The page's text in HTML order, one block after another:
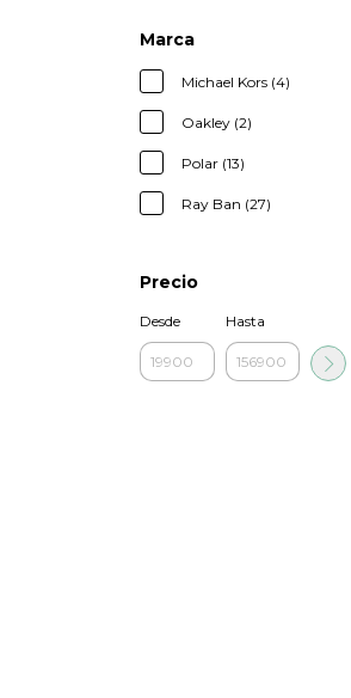
Marca
Michael Kors (4)
Oakley (2)
Polar (13)
Ray Ban (27)
Precio
Desde Hasta